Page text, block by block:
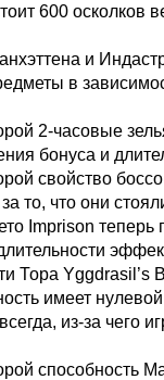
600 осколков
и
в
2-часовые
бонуса и
свойство
то, что они
Imprison теперь
Тора Yggdrasil’s
имеет
из-за чего
способность